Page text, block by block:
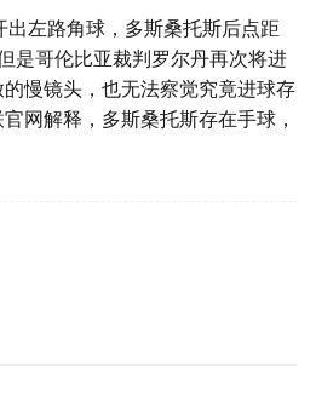
左路角球，多斯桑托斯后点距
是哥伦比亚裁判罗尔丹再次将进
慢镜头，也无法察觉究竟进球存
网解释，多斯桑托斯存在手球，